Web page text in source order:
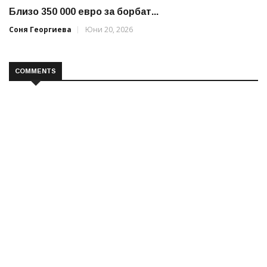
Близо 350 000 евро за борбат...
Соня Георгиева
Юни 20, 2026
COMMENTS